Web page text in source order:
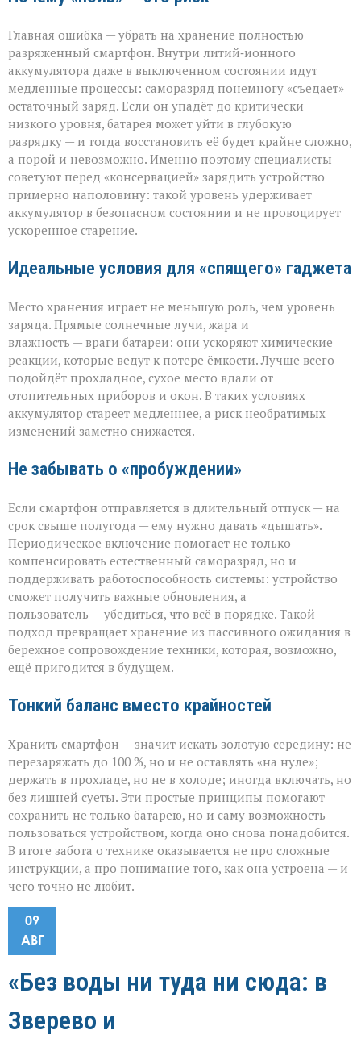
Главная ошибка — убрать на хранение полностью
разряженный смартфон. Внутри литий‑ионного
аккумулятора даже в выключенном состоянии идут
медленные процессы: саморазряд понемногу «съедает»
остаточный заряд. Если он упадёт до критически
низкого уровня, батарея может уйти в глубокую
разрядку — и тогда восстановить её будет крайне сложно,
а порой и невозможно. Именно поэтому специалисты
советуют перед «консервацией» зарядить устройство
примерно наполовину: такой уровень удерживает
аккумулятор в безопасном состоянии и не провоцирует
ускоренное старение.
Идеальные условия для «спящего» гаджета
Место хранения играет не меньшую роль, чем уровень
заряда. Прямые солнечные лучи, жара и
влажность — враги батареи: они ускоряют химические
реакции, которые ведут к потере ёмкости. Лучше всего
подойдёт прохладное, сухое место вдали от
отопительных приборов и окон. В таких условиях
аккумулятор стареет медленнее, а риск необратимых
изменений заметно снижается.
Не забывать о «пробуждении»
Если смартфон отправляется в длительный отпуск — на
срок свыше полугода — ему нужно давать «дышать».
Периодическое включение помогает не только
компенсировать естественный саморазряд, но и
поддерживать работоспособность системы: устройство
сможет получить важные обновления, а
пользователь — убедиться, что всё в порядке. Такой
подход превращает хранение из пассивного ожидания в
бережное сопровождение техники, которая, возможно,
ещё пригодится в будущем.
Тонкий баланс вместо крайностей
Хранить смартфон — значит искать золотую середину: не
перезаряжать до 100 %, но и не оставлять «на нуле»;
держать в прохладе, но не в холоде; иногда включать, но
без лишней суеты. Эти простые принципы помогают
сохранить не только батарею, но и саму возможность
пользоваться устройством, когда оно снова понадобится.
В итоге забота о технике оказывается не про сложные
инструкции, а про понимание того, как она устроена — и
чего точно не любит.
09
АВГ
«Без воды ни туда ни сюда: в
Зверево и